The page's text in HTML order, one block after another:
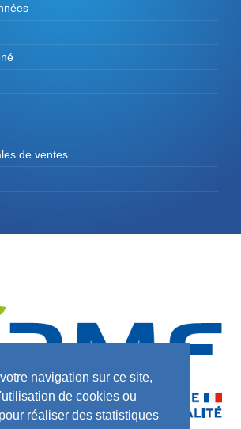
navigation sur ce site,
de cookies ou
réaliser des statistiques
de ventes